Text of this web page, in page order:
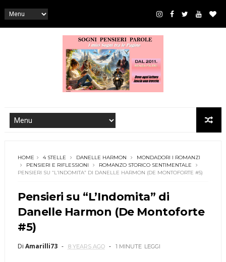
HOME 4 STELLE DANELLE HARMON
MONDADORI I ROMANZI
PENSIERI E RIFLESSIONI
ROMANZO STORICO SENTIMENTALE
PENSIERI SU “L’INDOMITA” DI DANELLE HARMON (DE MONTOFORTE #5)
Pensieri su “L’Indomita” di
Danelle Harmon (De Montoforte
#5)
Di Amarilli73 8 YEARS AGO 1 MINUTE LEGGI